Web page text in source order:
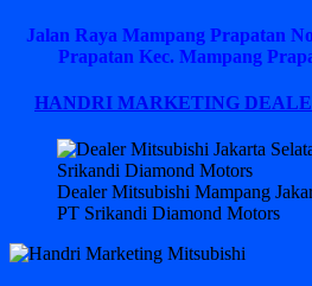
Jalan Raya Mampang Prapatan
Prapatan Kec. Mampang
HANDRI MARKETING
Dealer Mitsubishi Mampang
PT Srikandi Diamond Motors